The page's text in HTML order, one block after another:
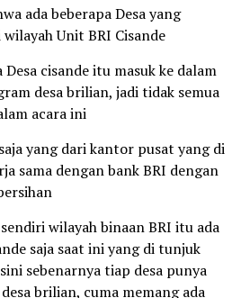
ada beberapa Desa yang
Unit BRI Cisande
cisande itu masuk ke dalam
desa brilian, jadi tidak semua
acara ini
yang dari kantor pusat yang di
sama dengan bank BRI dengan
wilayah binaan BRI itu ada
saja saat ini yang di tunjuk
sebenarnya tiap desa punya
brilian, cuma memang ada